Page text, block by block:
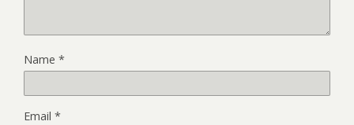
Name *
Email *